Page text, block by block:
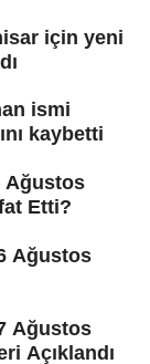
için yeni
ismi
kaybetti
Ağustos
Etti?
Ağustos
Ağustos
Açıklandı